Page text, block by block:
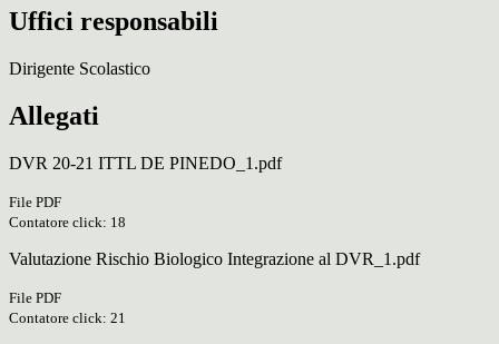
Uffici responsabili
Dirigente Scolastico
Allegati
DVR 20-21 ITTL DE PINEDO_1.pdf
File PDF
Contatore click: 18
Valutazione Rischio Biologico Integrazione al DVR_1.pdf
File PDF
Contatore click: 21